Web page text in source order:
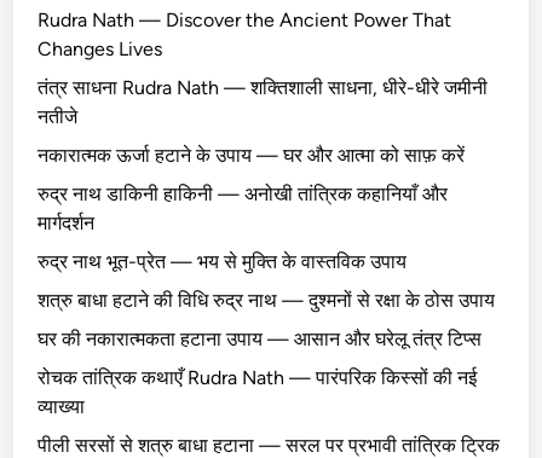
Rudra Nath — Discover the Ancient Power That
Changes Lives
तंत्र साधना Rudra Nath — शक्तिशाली साधना, धीरे-धीरे जमीनी
नतीजे
नकारात्मक ऊर्जा हटाने के उपाय — घर और आत्मा को साफ़ करें
रुद्र नाथ डाकिनी हाकिनी — अनोखी तांत्रिक कहानियाँ और
मार्गदर्शन
रुद्र नाथ भूत-प्रेत — भय से मुक्ति के वास्तविक उपाय
शत्रु बाधा हटाने की विधि रुद्र नाथ — दुश्मनों से रक्षा के ठोस उपाय
घर की नकारात्मकता हटाना उपाय — आसान और घरेलू तंत्र टिप्स
रोचक तांत्रिक कथाएँ Rudra Nath — पारंपरिक किस्सों की नई
व्याख्या
पीली सरसों से शत्रु बाधा हटाना — सरल पर प्रभावी तांत्रिक ट्रिक